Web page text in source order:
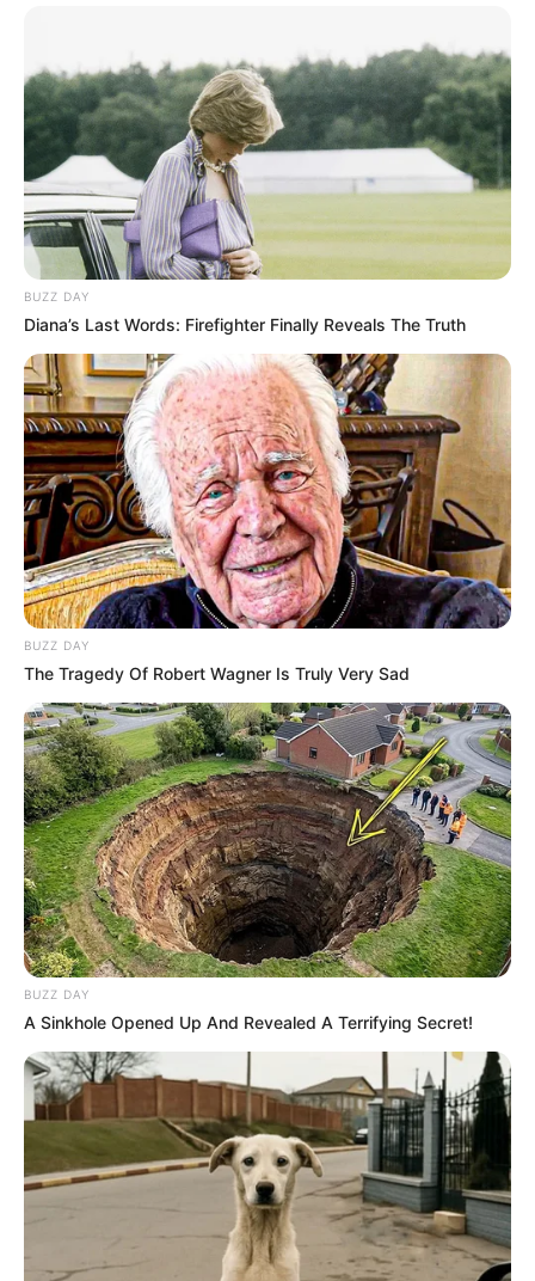
Fonte:Inovar Lembranças
Prefira recipientes mais exclusivos para
armazenar o aromatizador.
Use frascos diversos e proponha usos para
ocasiões diferentes.
Dica 3 – Etiquete seu produto:
BUZZ DAY
Diana’s Last Words: Firefighter Finally Reveals The Truth
BUZZ DAY
The Tragedy Of Robert Wagner Is Truly Very Sad
BUZZ DAY
A Sinkhole Opened Up And Revealed A Terrifying Secret!